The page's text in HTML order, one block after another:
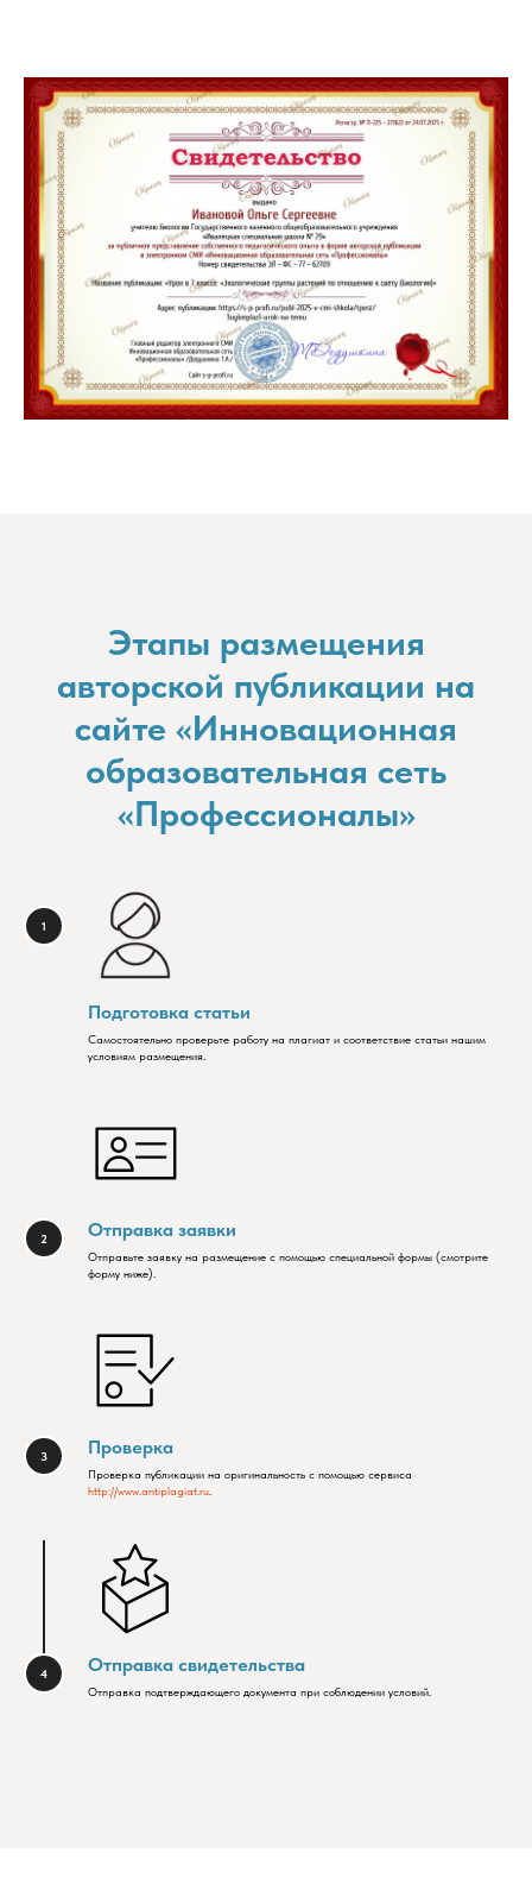
Этапы размещения
авторской публикации на
сайте «Инновационная
образовательная сеть
«Профессионалы»
Подготовка статьи
Самостоятельно проверьте работу на плагиат и соответствие статьи нашим
условиям размещения.
Отправка заявки
Отправьте заявку на размещение с помощью специальной формы (смотрите
форму ниже).
Проверка
Проверка публикации на оригинальность с помощью сервиса
http://www.antiplagiat.ru
Отправка свидетельства
Отправка подтверждающего документа при соблюдении условий.